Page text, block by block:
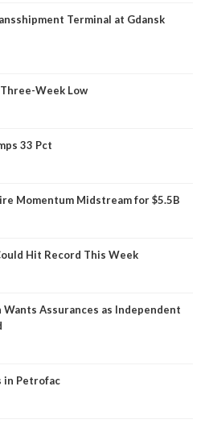
Terminal at Gdansk
Week Low
33 Pct
Momentum Midstream for $5.5B
Hit Record This Week
Wants Assurances as Independent
in Petrofac